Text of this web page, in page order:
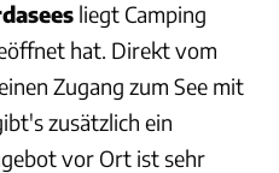
liegt Camping
hat. Direkt vom
Zugang zum See mit
zusätzlich ein
vor Ort ist sehr